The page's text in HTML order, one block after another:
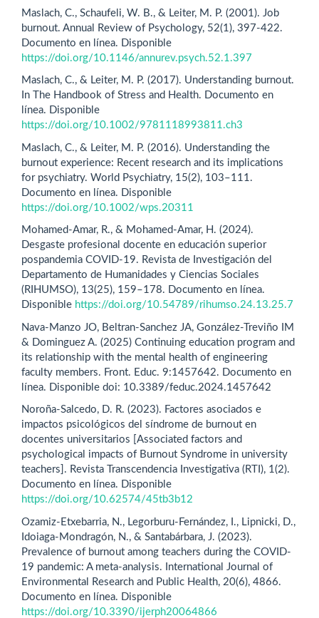
Maslach, C., Schaufeli, W. B., & Leiter, M. P. (2001). Job
burnout. Annual Review of Psychology, 52(1), 397-422.
Documento en línea. Disponible
https://doi.org/10.1146/annurev.psych.52.1.397
Maslach, C., & Leiter, M. P. (2017). Understanding burnout.
In The Handbook of Stress and Health. Documento en
línea. Disponible
https://doi.org/10.1002/9781118993811.ch3
Maslach, C., & Leiter, M. P. (2016). Understanding the
burnout experience: Recent research and its implications
for psychiatry. World Psychiatry, 15(2), 103–111.
Documento en línea. Disponible
https://doi.org/10.1002/wps.20311
Mohamed-Amar, R., & Mohamed-Amar, H. (2024).
Desgaste profesional docente en educación superior
pospandemia COVID-19. Revista de Investigación del
Departamento de Humanidades y Ciencias Sociales
(RIHUMSO), 13(25), 159–178. Documento en línea.
Disponible https://doi.org/10.54789/rihumso.24.13.25.7
Nava-Manzo JO, Beltran-Sanchez JA, González-Treviño IM
& Dominguez A. (2025) Continuing education program and
its relationship with the mental health of engineering
faculty members. Front. Educ. 9:1457642. Documento en
línea. Disponible doi: 10.3389/feduc.2024.1457642
Noroña-Salcedo, D. R. (2023). Factores asociados e
impactos psicológicos del síndrome de burnout en
docentes universitarios [Associated factors and
psychological impacts of Burnout Syndrome in university
teachers]. Revista Transcendencia Investigativa (RTI), 1(2).
Documento en línea. Disponible
https://doi.org/10.62574/45tb3b12
Ozamiz-Etxebarria, N., Legorburu-Fernández, I., Lipnicki, D.,
Idoiaga-Mondragón, N., & Santabárbara, J. (2023).
Prevalence of burnout among teachers during the COVID-
19 pandemic: A meta-analysis. International Journal of
Environmental Research and Public Health, 20(6), 4866.
Documento en línea. Disponible
https://doi.org/10.3390/ijerph20064866